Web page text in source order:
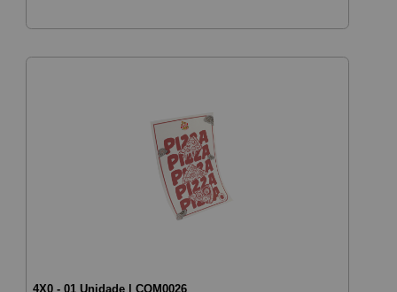
4X0 - 01 Unidade | COM0026